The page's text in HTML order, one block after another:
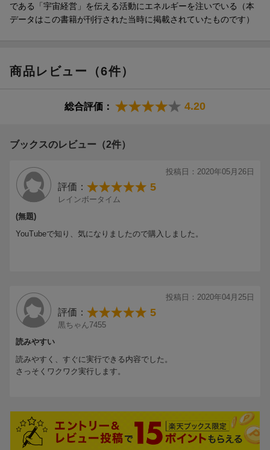
である「宇宙経営」を伝える活動にエネルギーを注いでいる（本
データはこの書籍が刊行された当時に掲載されていたものです）
商品レビュー（6件）
総合評価： 4.20
ブックスのレビュー（2件）
投稿日：2020年05月26日
評価： 5
レインボータイム
(無題)
YouTubeで知り、気になりましたので購入しました。
投稿日：2020年04月25日
評価： 5
黒ちゃん7455
読みやすい
読みやすく、すぐに実行できる内容でした。
さっそくワクワク実行します。